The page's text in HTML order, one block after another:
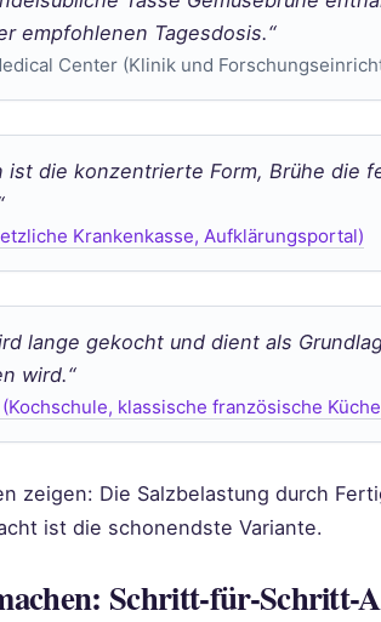
empfohlenen Tagesdosis.“
Center (Klinik und
ist die konzentrierte Form, Brühe die
Krankenkasse, Aufklärungsportal)
lange gekocht und dient als
wird.“
klassische französische
zeigen: Die Salzbelastung durch
ist die schonendste Variante.
Schritt-für-Schritt-